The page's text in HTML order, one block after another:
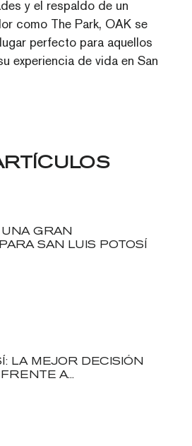
y el respaldo de un
como The Park, OAK se
perfecto para aquellos
experiencia de vida en San
GRAN
SAN LUIS POTOSÍ
LA MEJOR DECISIÓN
A...